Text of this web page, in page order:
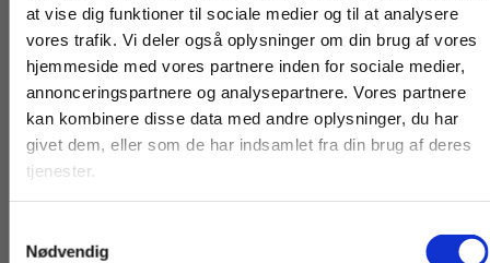
at vise dig funktioner til sociale medier og til at analysere
vores trafik. Vi deler også oplysninger om din brug af vores
hjemmeside med vores partnere inden for sociale medier,
annonceringspartnere og analysepartnere. Vores partnere
kan kombinere disse data med andre oplysninger, du har
givet dem, eller som de har indsamlet fra din brug af deres
tjenester.
Nødvendig
Titler i serien
For privatkunder og
studerende. Du får
vist priser inkl.
For institutioner og
virksomheder. Du
får vist priser ekskl.